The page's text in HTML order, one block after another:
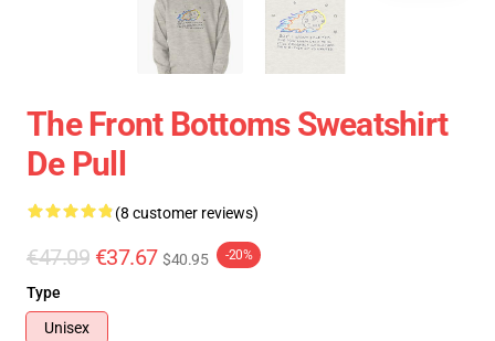
The Front Bottoms Sweatshirt
De Pull
(8 customer reviews)
€47.09 €37.67 $40.95 -20%
Type
Unisex